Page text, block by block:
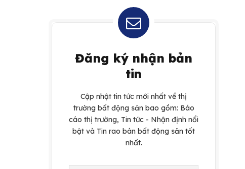
Đăng ký nhận bản
tin
Cập nhật tin tức mới nhất về thị
trường bất động sản bao gồm: Báo
cáo thị trường, Tin tức - Nhận định nổi
bật và Tin rao bán bất động sản tốt
nhất.